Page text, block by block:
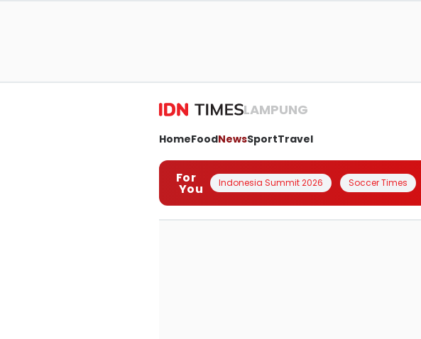
LAMPUNG
HomeFoodNewsSportTravel
For
You Indonesia Summit 2026 Soccer Times